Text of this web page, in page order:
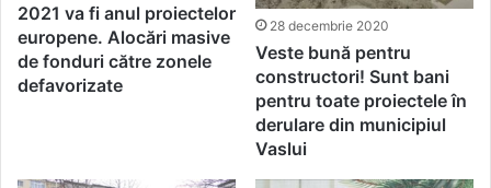
2021 va fi anul proiectelor
europene. Alocări masive
de fonduri către zonele
defavorizate
28 decembrie 2020
Veste bună pentru
constructori! Sunt bani
pentru toate proiectele în
derulare din municipiul
Vaslui